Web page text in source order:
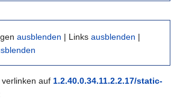
ausblenden | Links ausblenden |
auf 1.2.40.0.34.11.2.2.17/static-